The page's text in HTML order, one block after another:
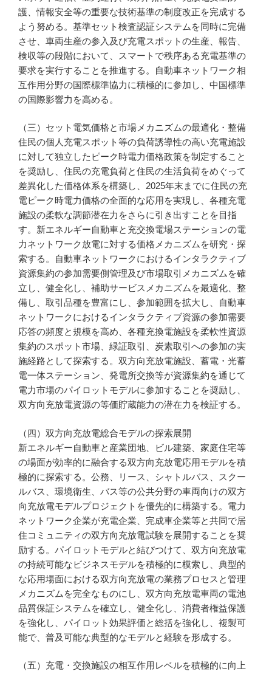
護、情報安全等の重要な技術基準の制度改正を完成する
よう努める。基準セット検査認証システムを同時に完備
させ、車両生産の参入及び充電スポットの生産、報告、
検収等の段階において、スマートで秩序ある充電基準の
要求を実行することを推進する。自動車ネットワーク相
互作用分野の国際標準協力に積極的に参加し、中国標準
の国際影響力を高める。
（三）セット電気価格と市場メカニズムの最適化・整備
住民の個人充電スポット等の負荷誘導性の高い充電施設
に対して独立したピーク時電力価格政策を制定すること
を奨励し、住民の充電負荷と住民の生活負荷をめぐって
差異化した価格体系を構築し、2025年末までに住民の充
電ピーク時電力価格の全面的な応用を実現し、各種充電
施設の柔軟な調節潜在力をさらに引き出すことを目指
す。新エネルギー自動車と充交換電場ステーションの電
力ネットワーク放電に対する価格メカニズムを研究・探
索する。自動車ネットワークにおけるインタラクティブ
資源集約の参加需要側管理及び市場取引メカニズムを確
立し、健全化し、補助サービスメカニズムを最適化、整
備し、取引品種を豊富にし、参加範囲を拡大し、自動車
ネットワークにおけるインタラクティブ資源の参加需要
応答の頻度と規模を高め、各種充換電施設を柔軟性資源
集約のスポット市場、緑証取引、炭素取引への参加の実
施経路として探索する。双方向充放電施設、蓄電・光蓄
電一体ステーション、発電所交換等が資源集約を通じて
電力市場のパイロットモデルに参加することを奨励し、
双方向充放電資源の等価貯蔵能力の潜在力を検証する。
（四）双方向充放電総合モデルの探索展開
新エネルギー自動車と産業団地、ビル建築、家庭住宅等
の場面が効率的に融合する双方向充放電応用モデルを積
極的に探索する。公務、リース、シャトルバス、スクー
ルバス、環境衛生、バス等の公共分野の車両向けの双方
向充放電モデルプロジェクトを優先的に構築する。電力
ネットワーク企業が充電企業、完成車企業等と共同で居
住コミュニティの双方向充放電試験を展開することを奨
励する。パイロットモデルと結びつけて、双方向充放電
の持続可能なビジネスモデルを積極的に模索し、典型的
な応用場面における双方向充放電の業務プロセスと管理
メカニズムを完全なものにし、双方向充放電車両の電池
品質保証システムを確立し、健全化し、消費者権益保護
を強化し、パイロット効果評価と総括を強化し、複製可
能で、普及可能な典型的なモデルと経験を形成する。
（五）充電・交換施設の相互作用レベルを積極的に向上